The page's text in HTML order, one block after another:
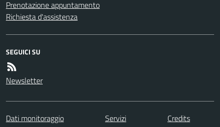
Prenotazione appuntamento
Richiesta d'assistenza
SEGUICI SU
Newsletter
Dati monitoraggio Servizi
Credits